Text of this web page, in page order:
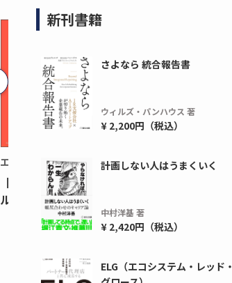
エムディーピー
【月間1,000万本以上の配布実績！】デジタ
ルクーポンを活用した販促キャンペーンを...
ダウンロードする
新刊書籍
さよなら 統合報告書
ウィルズ・パンハウス 著
¥ 2,200円（税込）
計画しない人はうまくいく
中村洋基 著
¥ 2,420円（税込）
ELG（エコシステム・レッド・